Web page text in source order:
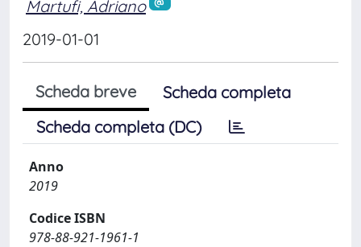
Martufi, Adriano
2019-01-01
Scheda breve
Scheda completa
Scheda completa (DC)
Anno
2019
Codice ISBN
978-88-921-1961-1